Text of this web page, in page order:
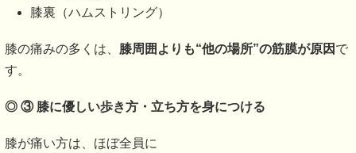
膝裏（ハムストリング）
膝の痛みの多くは、 膝周囲よりも“他の場所”の筋膜が原因 で
す。
◎ ③ 膝に優しい歩き方・立ち方を身につける
膝が痛い方は、ほぼ全員に